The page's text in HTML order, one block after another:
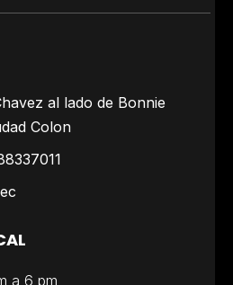
al lado de Bonnie
Colon
a 6 pm